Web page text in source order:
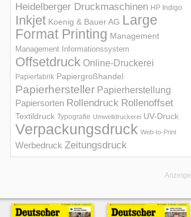
Heidelberger Druckmaschinen HP Indigo
Inkjet Koenig & Bauer AG Large
Format Printing Management
Management Informations­system
Offsetdruck Online-Druckerei
Papierfabrik Papiergroßhandel
Papierhersteller Papierherstellung
Papiersorten Rollendruck Rollenoffset
Textildruck Typografie Umweltdruckerei UV-Druck
Verpackungsdruck Web-to-Print
Werbedruck Zeitungsdruck
Anzeige